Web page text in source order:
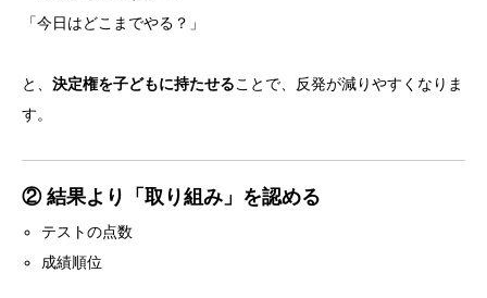
「今日はどこまでやる？」
と、 決定権を子どもに持たせることで、反発が減りやすくなりま
す。
② 結果より「取り組み」を認める
テストの点数
成績順位